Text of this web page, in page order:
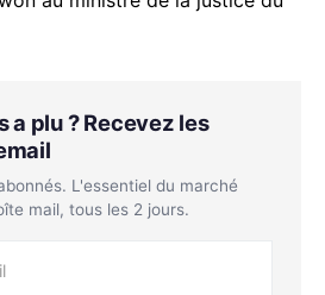
a plu ? Recevez les
L'essentiel du marché
mail, tous les 2 jours.